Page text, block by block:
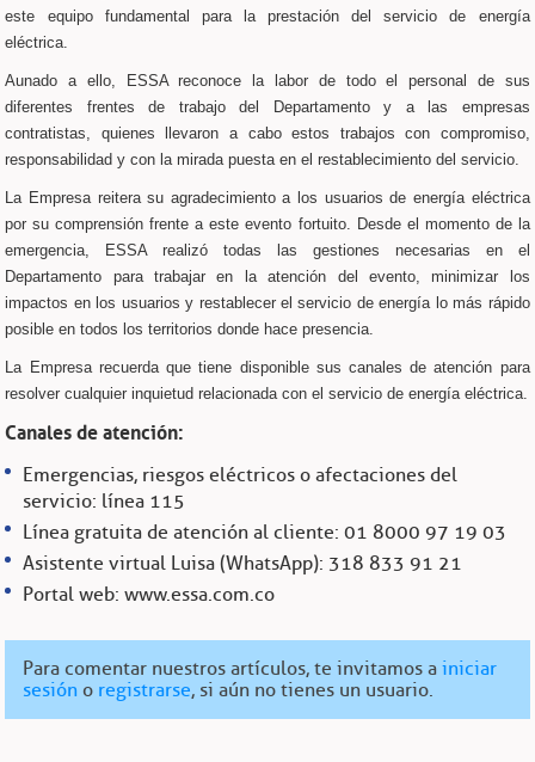
este equipo fundamental para la prestación del servicio de energía
eléctrica.
Aunado a ello, ESSA reconoce la labor de todo el personal de sus
diferentes frentes de trabajo del Departamento y a las empresas
contratistas, quienes llevaron a cabo estos trabajos con compromiso,
responsabilidad y con la mirada puesta en el restablecimiento del servicio.
La Empresa reitera su agradecimiento a los usuarios de energía eléctrica
por su comprensión frente a este evento fortuito. Desde el momento de la
emergencia, ESSA realizó todas las gestiones necesarias en el
Departamento para trabajar en la atención del evento, minimizar los
impactos en los usuarios y restablecer el servicio de energía lo más rápido
posible en todos los territorios donde hace presencia.
La Empresa recuerda que tiene disponible sus canales de atención para
resolver cualquier inquietud relacionada con el servicio de energía eléctrica.
Canales de atención:
Emergencias, riesgos eléctricos o afectaciones del
servicio: línea 115
Línea gratuita de atención al cliente: 01 8000 97 19 03
Asistente virtual Luisa (WhatsApp): 318 833 91 21
Portal web: www.essa.com.co⁠
Para comentar nuestros artículos, te invitamos ainiciar
sesión o registrarse, si aún no tienes un usuario.